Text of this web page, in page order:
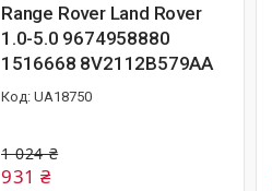
Range Rover Land Rover
1.0-5.0 9674958880
1516668 8V2112B579AA
UA18750
1 024 ₴
931 ₴